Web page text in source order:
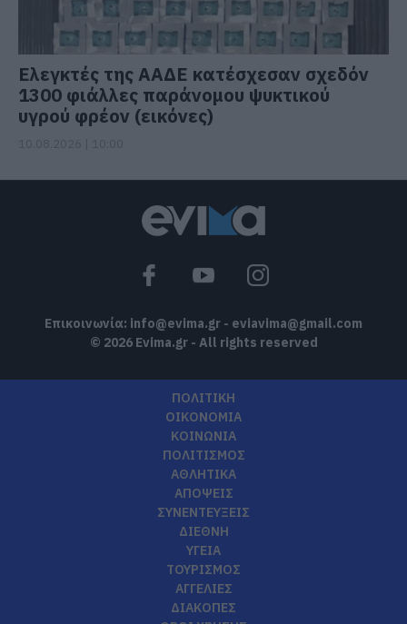
Ελεγκτές της ΑΑΔΕ κατέσχεσαν σχεδόν
1300 φιάλλες παράνομου ψυκτικού
υγρού φρέον (εικόνες)
Επικοινωνία: info@evima.gr - eviavima@gmail.com
© 2026 Evima.gr - All rights reserved
ΠΟΛΙΤΙΚΗ
ΟΙΚΟΝΟΜΙΑ
ΚΟΙΝΩΝΙΑ
ΠΟΛΙΤΙΣΜΟΣ
ΑΘΛΗΤΙΚΑ
ΑΠΟΨΕΙΣ
ΣΥΝΕΝΤΕΥΞΕΙΣ
ΔΙΕΘΝΗ
ΥΓΕΙΑ
ΤΟΥΡΙΣΜΟΣ
ΑΓΓΕΛΙΕΣ
ΔΙΑΚΟΠΕΣ